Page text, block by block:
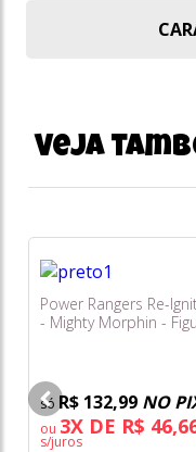
Veja
Power Rangers Re-
- Mighty Morphin -
R$ 132,99 NO
ou 3X DE R$
s/juros